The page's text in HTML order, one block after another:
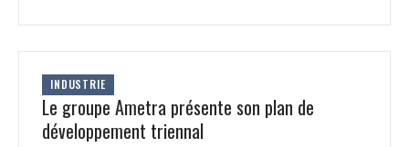
INDUSTRIE
Le groupe Ametra présente son plan de
développement triennal